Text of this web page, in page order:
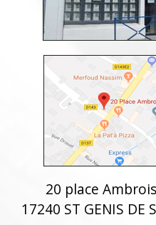
20 place
17240 ST GENIS DE